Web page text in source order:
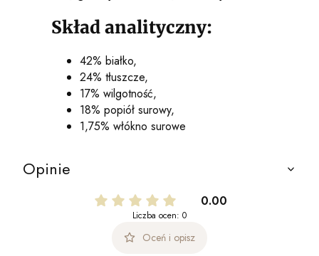
Skład analityczny:
42% białko,
24% tłuszcze,
17% wilgotność,
18% popiół surowy,
1,75% włókno surowe
Opinie
0.00
Liczba ocen: 0
Oceń i opisz